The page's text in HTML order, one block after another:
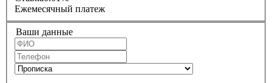
Ежемесячный платеж
Ваши данные